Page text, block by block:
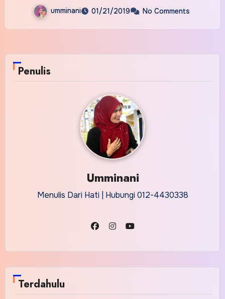
umminani 01/21/2019 No Comments
Penulis
Umminani
Menulis Dari Hati | Hubungi 012-4430338
Terdahulu